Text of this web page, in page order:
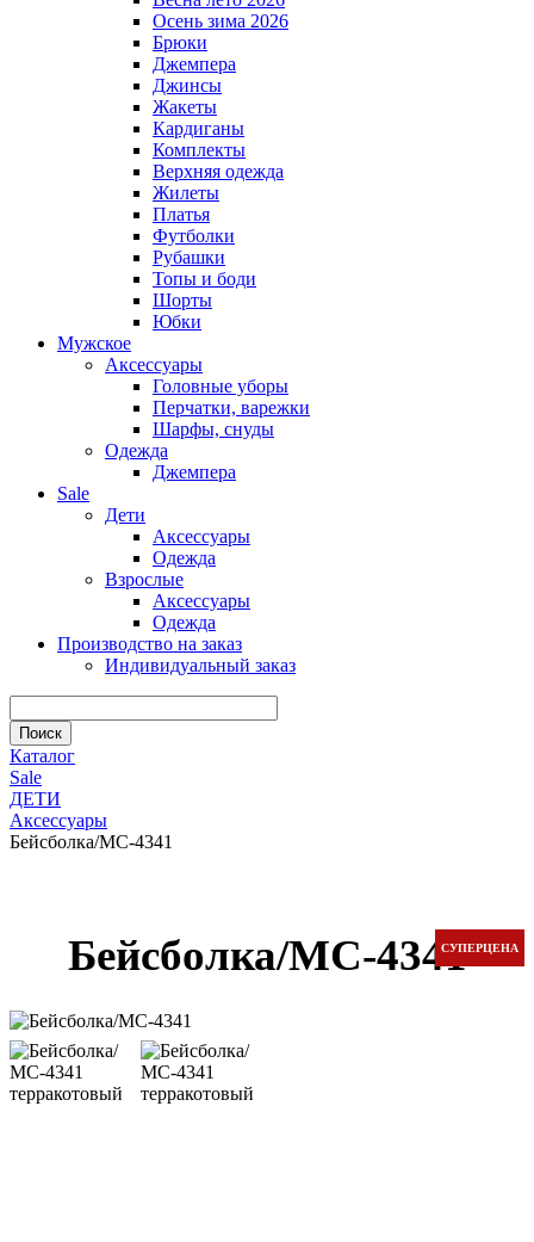
Осень зима 2026
Брюки
Джемпера
Джинсы
Жакеты
Кардиганы
Комплекты
Верхняя одежда
Жилеты
Платья
Футболки
Рубашки
Топы и боди
Шорты
Юбки
Мужское
Аксессуары
Головные уборы
Перчатки, варежки
Шарфы, снуды
Одежда
Джемпера
Sale
Дети
Аксессуары
Одежда
Взрослые
Аксессуары
Одежда
Производство на заказ
Индивидуальный заказ
Каталог
Sale
ДЕТИ
Аксессуары
Бейсболка/МС-4341
Бейсболка/МС-4341СУПЕРЦЕНА